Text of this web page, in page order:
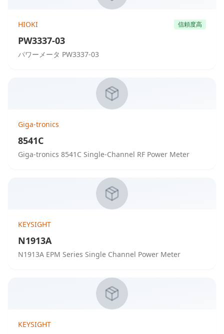
HIOKI 信頼度高
PW3337-03
パワーメータ PW3337-03
Giga-tronics
8541C
Giga-tronics 8541C Single-Channel RF Power Meter
KEYSIGHT
N1913A
N1913A EPM Series Single Channel Power Meter
KEYSIGHT